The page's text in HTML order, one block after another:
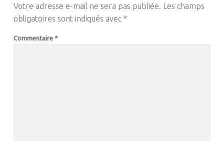
Votre adresse e-mail ne sera pas publiée.
Les champs
obligatoires sont indiqués avec *
Commentaire *